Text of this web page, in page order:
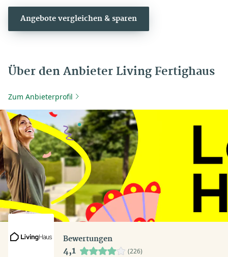
Angebote vergleichen & sparen
Über den Anbieter Living Fertighaus
Zum Anbieterprofil
Bewertungen
4,1 (226)